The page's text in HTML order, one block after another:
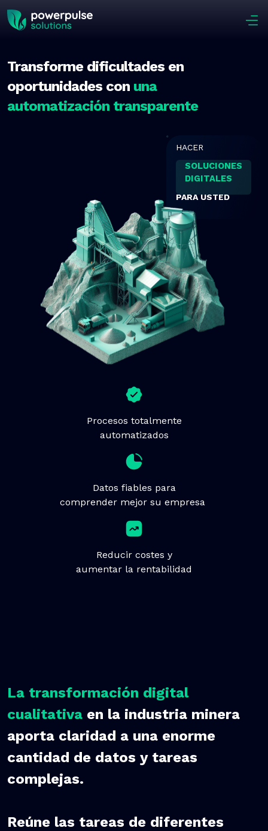
Transforme dificultades en
oportunidades con una
automatización transparente
HACER
SOLUCIONES
DIGITALES
PARA USTED
Procesos totalmente
automatizados
Datos fiables para
comprender mejor su empresa
Reducir costes y
aumentar la rentabilidad
La transformación digital
cualitativa en la industria minera
aporta claridad a una enorme
cantidad de datos y tareas
complejas.
Reúne las tareas de diferentes